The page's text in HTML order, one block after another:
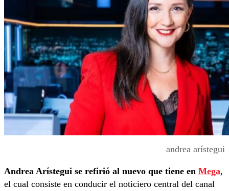
andrea arístegui
Andrea Arístegui se refirió al nuevo que tiene en Mega,
el cual consiste en conducir el noticiero central del canal